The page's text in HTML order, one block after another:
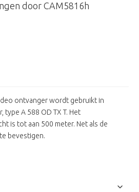
door CAM5816h
ontvanger wordt gebruikt in
type A 588 OD TX T. Het
is tot aan 500 meter. Net als de
bevestigen.